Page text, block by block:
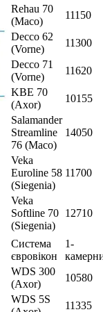
Rehau 70
(Maco)
11150
Decco 62
(Vorne)
11300
Decco 71
(Vorne)
11620
KBE 70
(Axor)
10155
Salamander
Streamline
76 (Maco)
14050
Veka
Euroline 58
(Siegenia)
11700
Veka
Softline 70
(Siegenia)
12710
Система
євровікон
1-
WDS 300
(Axor)
10580
WDS 5S
11335